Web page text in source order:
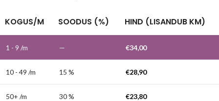
KOGUS/M SOODUS (%) HIND (LISANDUB KM)
1 - 9 /m — €34,00
10 - 49 /m 15 % €28,90
50+ /m 30 % €23,80